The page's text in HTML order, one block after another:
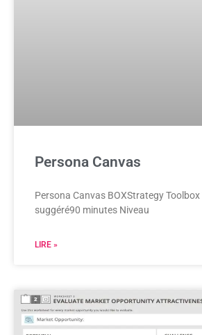
Persona Canvas
Persona Canvas BOXStrategy Toolbox
suggéré90 minutes Niveau
LIRE »